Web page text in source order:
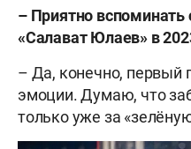
– Приятно
«Салават Юлаев» в
– Да, конечно, первый
эмоции. Думаю, что
только уже за